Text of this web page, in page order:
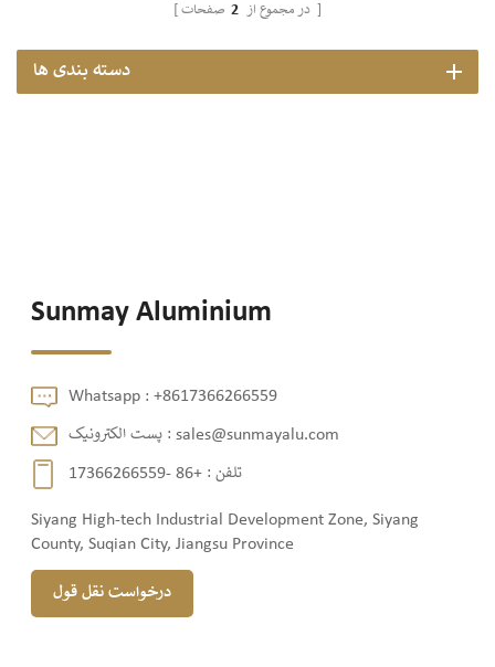
در مجموع از 2
دسته بندی ها
Sunmay Aluminium
Whatsapp :+8617366266559
پست الکترونیک :sales@sunmayalu.com
تلفن : +86 -17366266559
Siyang High-tech Industrial Development Zone, Siyang
County, Suqian City, Jiangsu Province
درخواست نقل قول